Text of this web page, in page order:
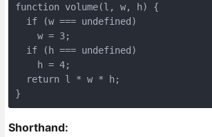
function volume(l, w, h) {
  if (w === undefined)
    w = 3;
  if (h === undefined)
    h = 4;
  return l * w * h;
}
Shorthand: